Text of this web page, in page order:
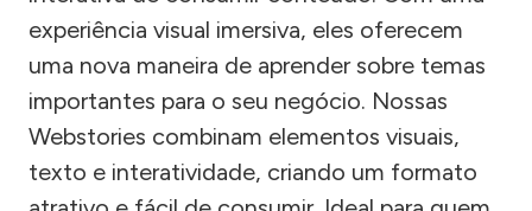
experiência visual imersiva, eles oferecem
uma nova maneira de aprender sobre temas
importantes para o seu negócio. Nossas
Webstories combinam elementos visuais,
texto e interatividade, criando um formato